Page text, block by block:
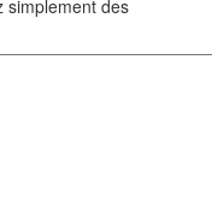
simplement des